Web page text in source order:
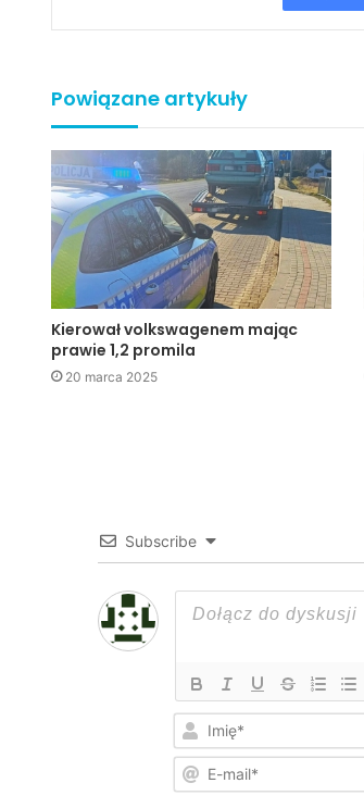
Powiązane artykuły
Kierował volkswagenem mając
prawie 1,2 promila
20 marca 2025
Subscribe